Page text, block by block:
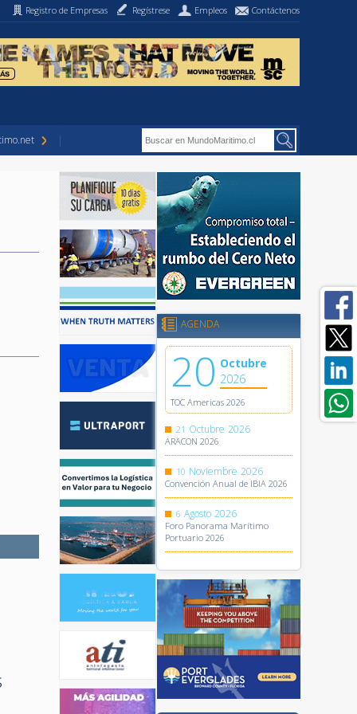
Registro de Empresas Regístrese Empleos Contáctenos
AGENDA
20 Octubre
2026
TOC Americas 2026
21 Octubre 2026
ARACON 2026
10 Noviembre 2026
Convención Anual de IBIA 2026
6 Agosto 2026
Foro Panorama Marítimo
Portuario 2026